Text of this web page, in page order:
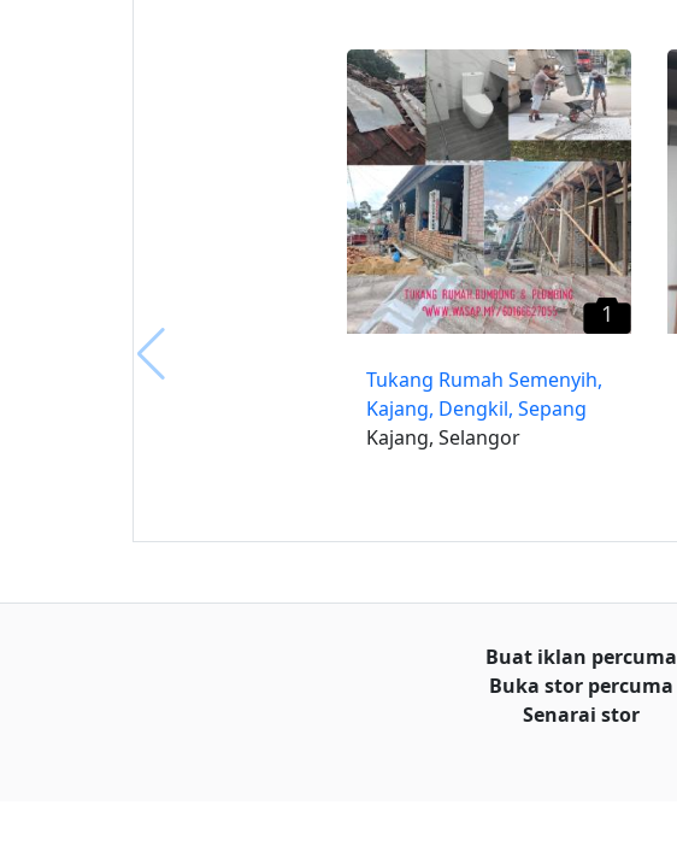
1
Tukang Rumah Semenyih,
Kajang, Dengkil, Sepang
Kajang, Selangor
Buat iklan percuma
Buka stor percuma
Senarai stor